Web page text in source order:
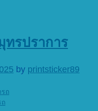
ถ
ถ
ทรปราการ
by printsticker89